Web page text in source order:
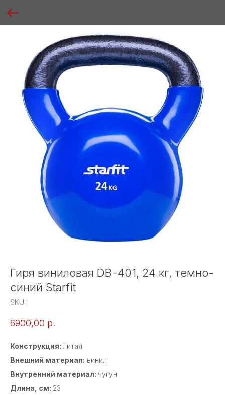
Гиря виниловая DB-401, 24 кг, темно-
синий Starfit
SKU:
6900,00 р.
Конструкция: литая
Внешний материал: винил
Внутренний материал: чугун
Длина, см: 23